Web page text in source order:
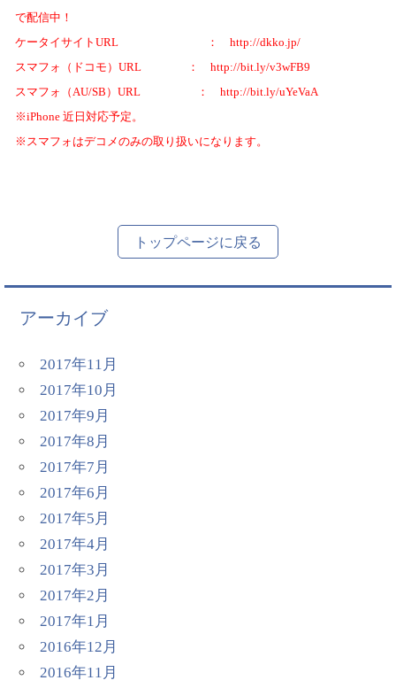
で配信中！
ケータイサイト URL ： http://dkko.jp/
スマフォ（ドコモ） URL ： http://bit.ly/v3wFB9
スマフォ（AU/SB ） URL ： http://bit.ly/uYeVaA
※iPhone 近日対応予定。
※スマフォはデコメのみの取り扱いになります。
トップページに戻る
アーカイブ
2017年11月
2017年10月
2017年9月
2017年8月
2017年7月
2017年6月
2017年5月
2017年4月
2017年3月
2017年2月
2017年1月
2016年12月
2016年11月